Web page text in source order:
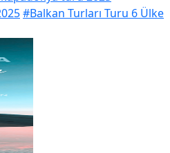
#Balkan Turları Turu 6 Ülke